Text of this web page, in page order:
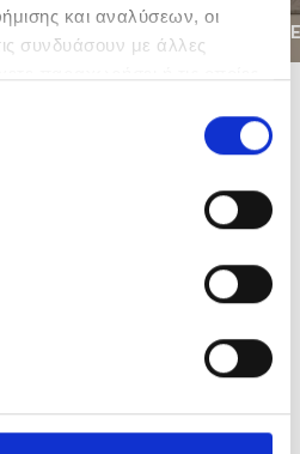
και αναλύσεων, οι
συνδυάσουν με άλλες